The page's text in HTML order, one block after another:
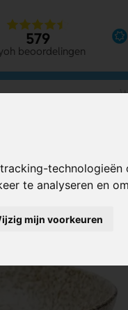
te analyseren en
mijn voorkeuren
579
beoordelingen